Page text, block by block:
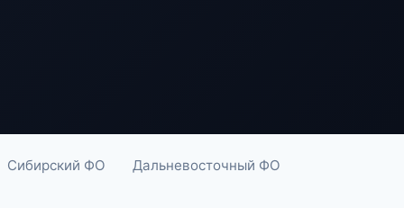
Сибирский ФО Дальневосточный ФО